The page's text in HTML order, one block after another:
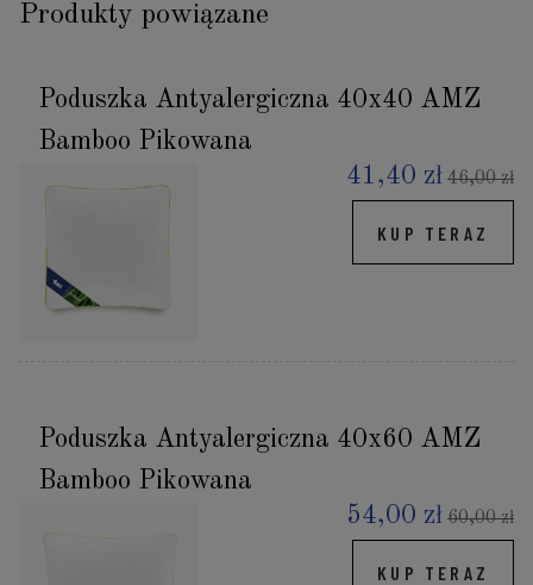
Produkty powiązane
Poduszka Antyalergiczna 40x40 AMZ
Bamboo Pikowana
41,40 zł 46,00 zł
KUP TERAZ
Poduszka Antyalergiczna 40x60 AMZ
Bamboo Pikowana
54,00 zł 60,00 zł
KUP TERAZ